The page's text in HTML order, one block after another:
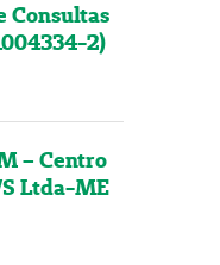
Consultas
2)
– Centro
Ltda-ME